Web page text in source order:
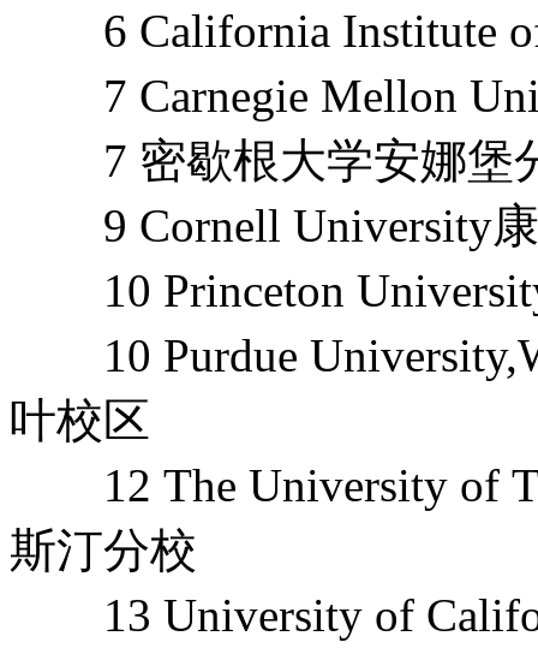
6 California Institute of
7 Carnegie Mellon
7 密歇根大学安娜堡
9 Cornell University
10 Princeton
10 Purdue
叶校区
12 The University of
斯汀分校
13 University of